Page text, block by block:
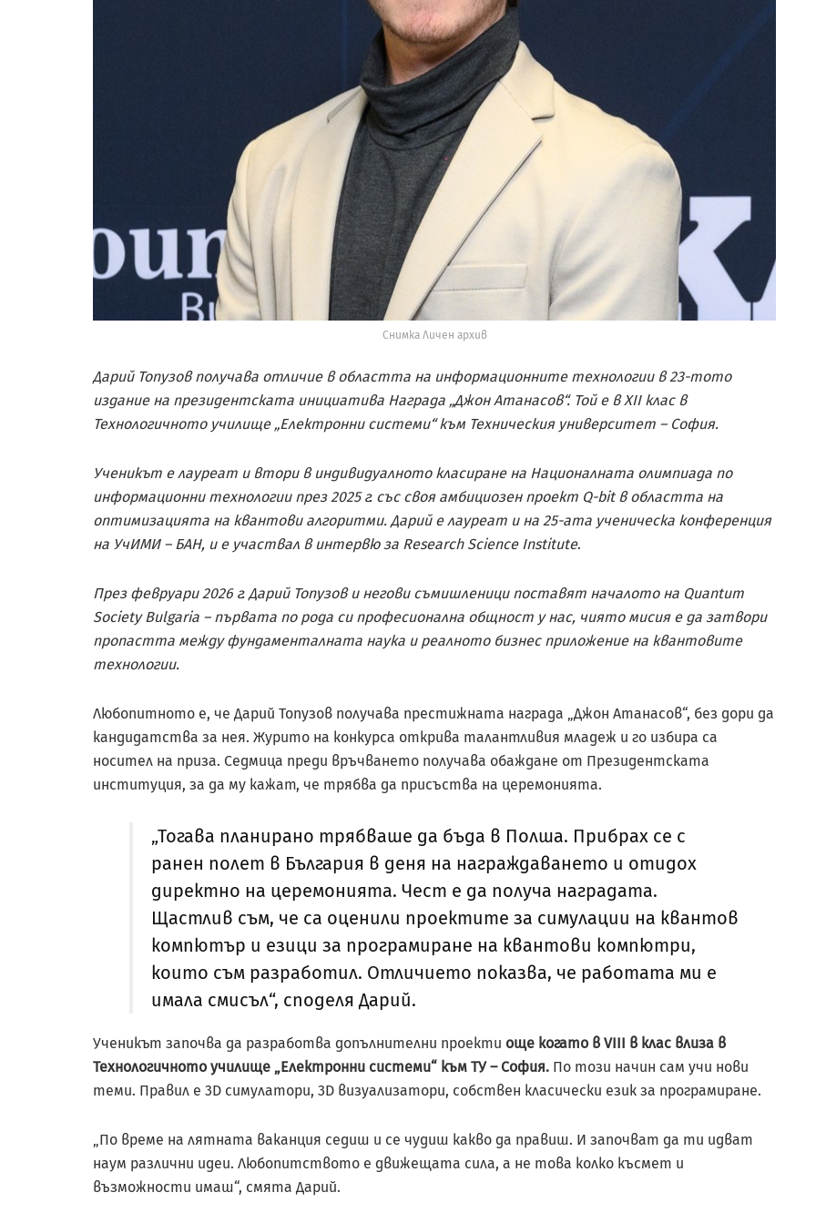
Снимка Личен архив
Дарий Топузов получава отличие в областта на информационните технологии в 23-тото
издание на президентската инициатива Награда „Джон Атанасов“. Той е в XII клас в
Технологичното училище „Електронни системи“ към Техническия университет – София.
Ученикът е лауреат и втори в индивидуалното класиране на Националната олимпиада по
информационни технологии през 2025 г. със своя амбициозен проект Q-bit в областта на
оптимизацията на квантови алгоритми. Дарий е лауреат и на 25-ата ученическа конференция
на УчИМИ – БАН, и е участвал в интервю за Research Science Institute.
През февруари 2026 г. Дарий Топузов и негови съмишленици поставят началото на Quantum
Society Bulgaria – първата по рода си професионална общност у нас, чиято мисия е да затвори
пропастта между фундаменталната наука и реалното бизнес приложение на квантовите
технологии.
Любопитното е, че Дарий Топузов получава престижната награда „Джон Атанасов“, без дори да
кандидатства за нея. Журито на конкурса открива талантливия младеж и го избира са
носител на приза. Седмица преди връчването получава обаждане от Президентската
институция, за да му кажат, че трябва да присъства на церемонията.
„Тогава планирано трябваше да бъда в Полша. Прибрах се с
ранен полет в България в деня на награждаването и отидох
директно на церемонията. Чест е да получа наградата.
Щастлив съм, че са оценили проектите за симулации на квантов
компютър и езици за програмиране на квантови компютри,
които съм разработил. Отличието показва, че работата ми е
имала смисъл“, споделя Дарий.
Ученикът започва да разработва допълнителни проекти още когато в VIII в клас влиза в
Технологичното училище „Електронни системи“ към ТУ – София. По този начин сам учи нови
теми. Правил е 3D симулатори, 3D визуализатори, собствен класически език за програмиране.
„По време на лятната ваканция седиш и се чудиш какво да правиш. И започват да ти идват
наум различни идеи. Любопитството е движещата сила, а не това колко късмет и
възможности имаш“, смята Дарий.